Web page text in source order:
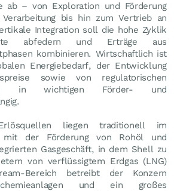
ab – von Exploration und Förderung
bis hin zum Vertrieb an
Integration soll die hohe Zyklik
abfedern und Erträge aus
kombinieren. Wirtschaftlich ist
Energiebedarf, der Entwicklung
sowie von regulatorischen
in wichtigen Förder- und
liegen traditionell im
mit der Förderung von Rohöl und
Gasgeschäft, in dem Shell zu
von verflüssigtem Erdgas (LNG)
Bereich betreibt der Konzern
und ein großes